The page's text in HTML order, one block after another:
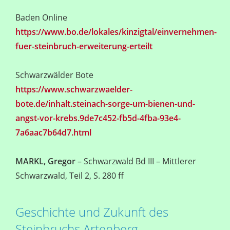
Baden Online
https://www.bo.de/lokales/kinzigtal/einvernehmen-
fuer-steinbruch-erweiterung-erteilt
Schwarzwälder Bote
https://www.schwarzwaelder-
bote.de/inhalt.steinach-sorge-um-bienen-und-
angst-vor-krebs.9de7c452-fb5d-4fba-93e4-
7a6aac7b64d7.html
MARKL, Gregor– Schwarzwald Bd III – Mittlerer
Schwarzwald, Teil 2, S. 280 ff
Geschichte und Zukunft des